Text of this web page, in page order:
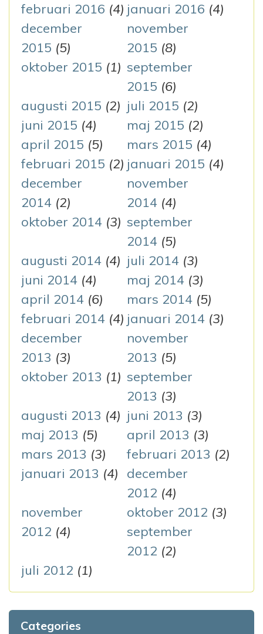
februari 2016 (4) januari 2016 (4)
december
2015 (5)
november
2015 (8)
oktober 2015 (1) september
2015 (6)
augusti 2015 (2) juli 2015 (2)
juni 2015 (4) maj 2015 (2)
april 2015 (5) mars 2015 (4)
februari 2015 (2) januari 2015 (4)
december
2014 (2)
november
2014 (4)
oktober 2014 (3) september
2014 (5)
augusti 2014 (4) juli 2014 (3)
juni 2014 (4) maj 2014 (3)
april 2014 (6) mars 2014 (5)
februari 2014 (4) januari 2014 (3)
december
2013 (3)
november
2013 (5)
oktober 2013 (1) september
2013 (3)
augusti 2013 (4) juni 2013 (3)
maj 2013 (5) april 2013 (3)
mars 2013 (3) februari 2013 (2)
januari 2013 (4)
december
2012 (4)
november
2012 (4)
oktober 2012 (3)
september
2012 (2)
juli 2012 (1)
Categories